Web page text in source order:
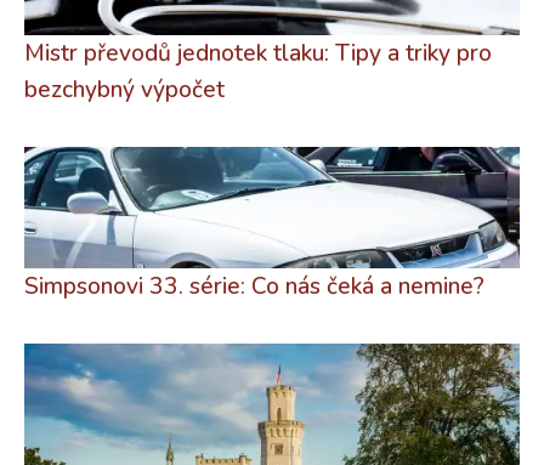
Mistr převodů jednotek tlaku: Tipy a triky pro
bezchybný výpočet
Simpsonovi 33. série: Co nás čeká a nemine?